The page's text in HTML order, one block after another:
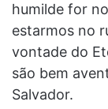
humilde for
estarmos no
vontade do
são bem
Salvador.